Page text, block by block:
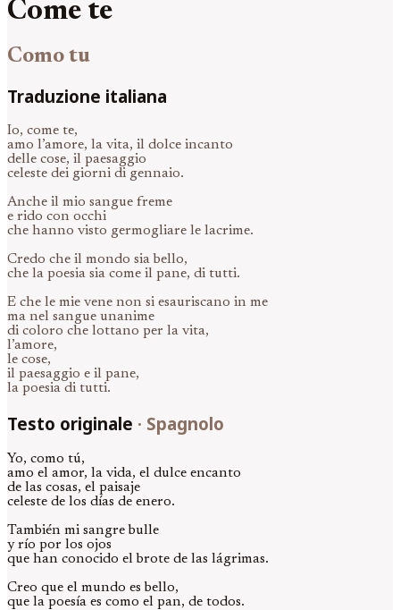
Come te
Como tu
Traduzione italiana
Io, come te,
amo l’amore, la vita, il dolce incanto
delle cose, il paesaggio
celeste dei giorni di gennaio.
Anche il mio sangue freme
e rido con occhi
che hanno visto germogliare le lacrime.
Credo che il mondo sia bello,
che la poesia sia come il pane, di tutti.
E che le mie vene non si esauriscano in me
ma nel sangue unanime
di coloro che lottano per la vita,
l’amore,
le cose,
il paesaggio e il pane,
la poesia di tutti.
Testo originale · Spagnolo
Yo, como tú,
amo el amor, la vida, el dulce encanto
de las cosas, el paisaje
celeste de los días de enero.
También mi sangre bulle
y río por los ojos
que han conocido el brote de las lágrimas.
Creo que el mundo es bello,
que la poesía es como el pan, de todos.